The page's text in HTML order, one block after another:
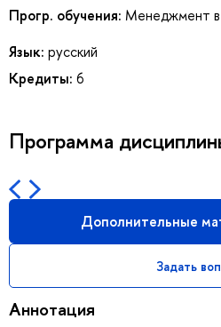
Прогр. обучения: Менеджмент
Язык: русский
Кредиты: 6
Программа
Дополнительные
Задать
Аннотация